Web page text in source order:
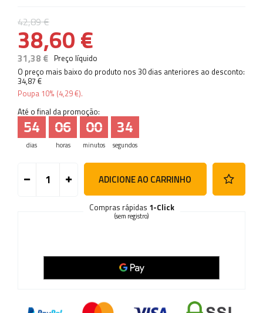
42,89 €
38,60 €
31,38 € Preço líquido
O preço mais baixo do produto nos 30 dias anteriores ao desconto:
34,87 €
Poupa 10% (4,29 €).
Até o final da promoção:
dias
54
horas
06
minutos
00
segundos
33
ADICIONE AO CARRINHO
Compras rápidas 1-Click
(sem registro)